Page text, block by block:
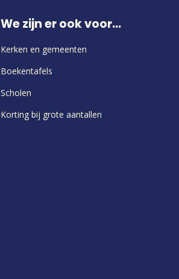
We zijn er ook voor...
Kerken en gemeenten
Boekentafels
Scholen
Korting bij grote aantallen